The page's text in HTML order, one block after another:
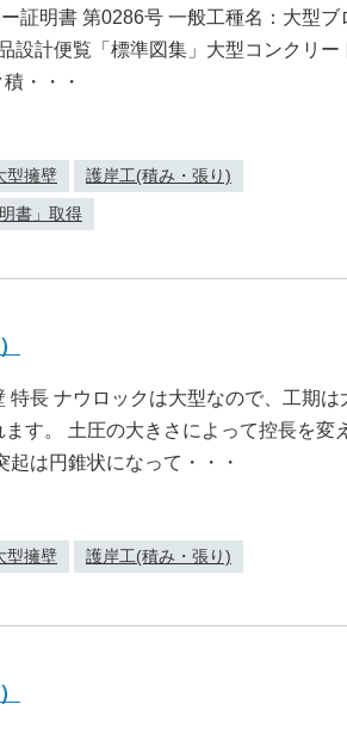
証明書 第0286号 一般工種名：大型ブ
設計便覧「標準図集」大型コンクリー
・・・
型擁壁
護岸工(積み・張り)
書」取得
特長 ナウロックは大型なので、工期は
す。 土圧の大きさによって控長を変
は円錐状になって・・・
型擁壁 護岸工(積み・張り)